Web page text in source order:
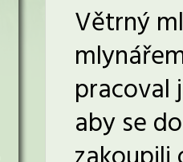
Větrný
pracoval
aby se